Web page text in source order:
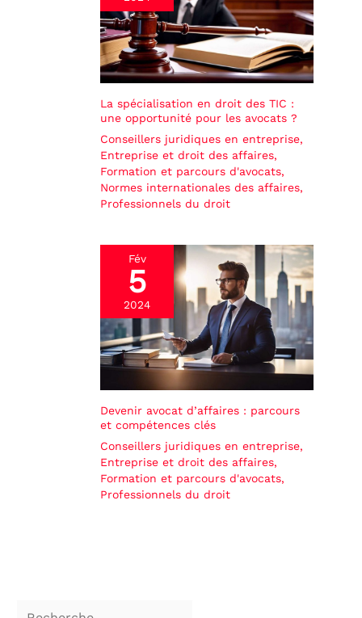
La spécialisation en droit des TIC :
une opportunité pour les avocats ?
Conseillers juridiques en entreprise,
Entreprise et droit des affaires,
Formation et parcours d'avocats,
Normes internationales des affaires,
Professionnels du droit
Fév
5
2024
Devenir avocat d’affaires : parcours
et compétences clés
Conseillers juridiques en entreprise,
Entreprise et droit des affaires,
Formation et parcours d'avocats,
Professionnels du droit